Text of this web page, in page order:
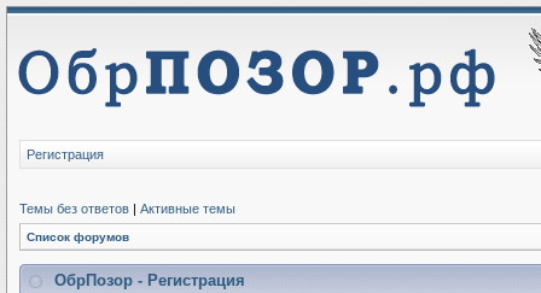
Регистрация
Темы без ответов | Активные темы
Список форумов
ОбрПозор - Регистрация